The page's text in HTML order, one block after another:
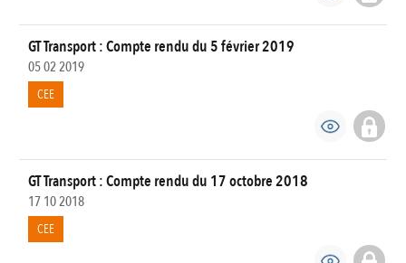
GT Transport : Compte rendu du 5 février 2019
05 02 2019
CEE
GT Transport : Compte rendu du 17 octobre 2018
17 10 2018
CEE